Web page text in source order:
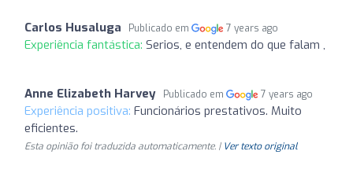
Carlos Husaluga Publicado em 7 years ago
Experiência fantástica: Serios, e entendem do que falam ,
Anne Elizabeth Harvey Publicado em 7 years ago
Experiência positiva: Funcionários prestativos. Muito
eficientes.
Esta opinião foi traduzida automaticamente. | Ver texto original